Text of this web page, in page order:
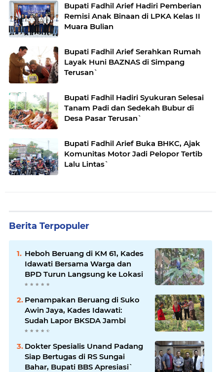
Bupati Fadhil Arief Hadiri Pemberian
Remisi Anak Binaan di LPKA Kelas II
Muara Bulian
Bupati Fadhil Arief Serahkan Rumah
Layak Huni BAZNAS di Simpang
Terusan`
Bupati Fadhil Hadiri Syukuran Selesai
Tanam Padi dan Sedekah Bubur di
Desa Pasar Terusan`
Bupati Fadhil Arief Buka BHKC, Ajak
Komunitas Motor Jadi Pelopor Tertib
Lalu Lintas`
Berita Terpopuler
Heboh Beruang di KM 61, Kades
Idawati Bersama Warga dan
BPD Turun Langsung ke Lokasi
Penampakan Beruang di Suko
Awin Jaya, Kades Idawati:
Sudah Lapor BKSDA Jambi
Dokter Spesialis Unand Padang
Siap Bertugas di RS Sungai
Bahar, Bupati BBS Apresiasi`